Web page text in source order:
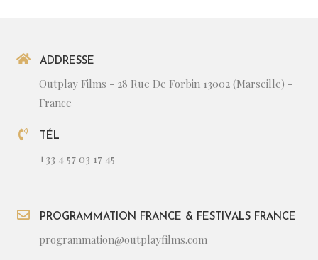
ADDRESSE
Outplay Films - 28 Rue De Forbin 13002 (Marseille) -
France
TÉL
+33 4 57 03 17 45
PROGRAMMATION FRANCE & FESTIVALS FRANCE
programmation@outplayfilms.com